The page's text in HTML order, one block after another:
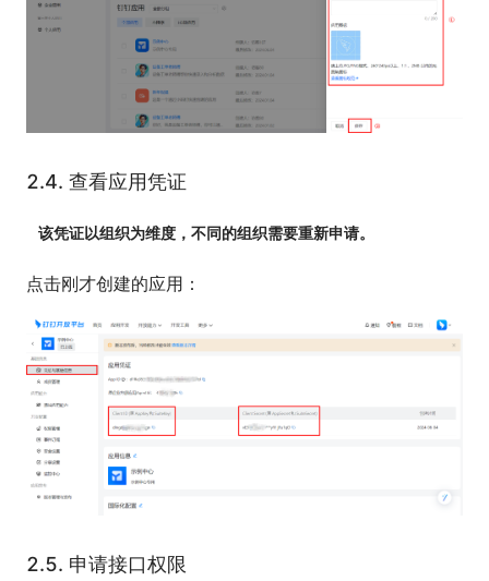
2.4. 查看应用凭证
该凭证以组织为维度，不同的组织需要重新申请。
点击刚才创建的应用：
2.5. 申请接口权限